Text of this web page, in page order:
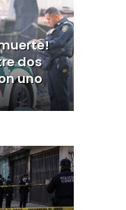
dos
uno